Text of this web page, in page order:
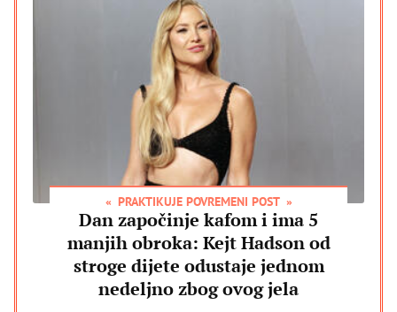
PRAKTIKUJE POVREMENI POST
Dan započinje kafom i ima 5
manjih obroka: Kejt Hadson od
stroge dijete odustaje jednom
nedeljno zbog ovog jela